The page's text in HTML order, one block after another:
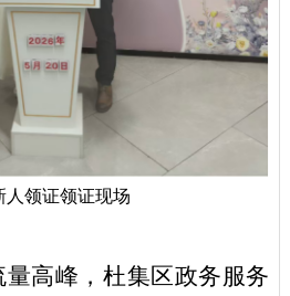
人领证领证现场
高峰，杜集区政务服务